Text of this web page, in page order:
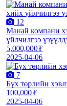
12
Манай компани
үйлчилгээ
5,000,000₮
2025-04-06
7
Бүх төрлийн
100,000₮
2025-04-06